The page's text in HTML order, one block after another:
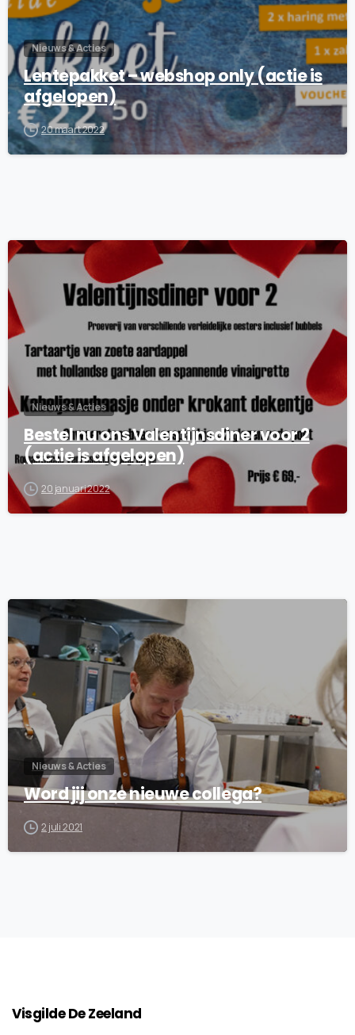
Nieuws & Acties
Lentepakket – webshop only (actie is
afgelopen)
20 maart 2022
Nieuws & Acties
Bestel nu ons Valentijnsdiner voor 2
(actie is afgelopen)
20 januari 2022
Nieuws & Acties
Word jij onze nieuwe collega?
2 juli 2021
Visgilde DeZeeland